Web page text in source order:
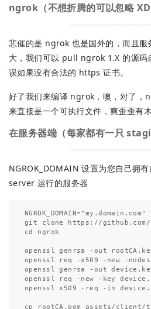
ngrok（不想折腾的可以忽略 XD
悲催的是 ngrok 也是国外的，而且服
大，我们可以 pull ngrok 1.X 的源码
误如果没有合法的 https 证书。
好了我们来编译 ngrok，噢，对了，
来直接是一个可执行文件，爽歪歪有
在服务器端（每家都有一只
NGROK_DOMAIN 设置为您自己拥
server 运行的服务器
NGROK_DOMAIN="my.domain.com"
git clone https://github.com/
cd ngrok
openssl genrsa -out
openssl req -x509 -new -nodes
openssl genrsa -out
openssl req -new -key
openssl x509 -req -in
cp rootCA.pem assets/